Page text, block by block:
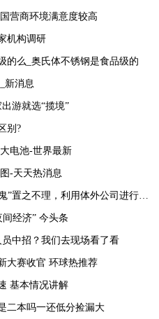
营商环境满意度较高
机构调研
的么_奥氏体不锈钢是食品级的
新消息
游就选“揽境”
别?
电池-世界最新
-天天热消息
利用体外公司进行资金循环，忽视员工权益
经济” 今头条
中招？我们去现场看了看
大赛收官 环球热推荐
基本情况讲解
二本吗一还低分捡漏大